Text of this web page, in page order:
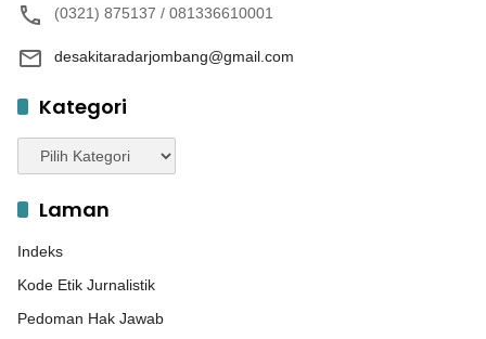
(0321) 875137 / 081336610001
desakitaradarjombang@gmail.com
Kategori
Kategori
Laman
Indeks
Kode Etik Jurnalistik
Pedoman Hak Jawab